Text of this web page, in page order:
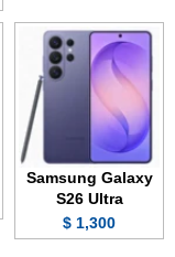
Samsung Galaxy
S26 Ultra
1,300 $